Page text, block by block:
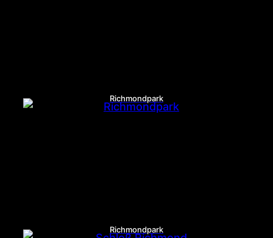
Richmondpark
Richmondpark